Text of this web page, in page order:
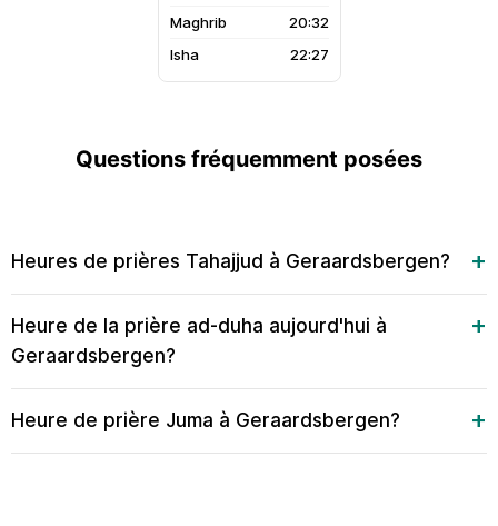
20:32
22:27
Questions fréquemment posées
Heures de prières Tahajjud à Geraardsbergen?
Heure de la prière ad-duha aujourd'hui à
Geraardsbergen?
Heure de prière Juma à Geraardsbergen?